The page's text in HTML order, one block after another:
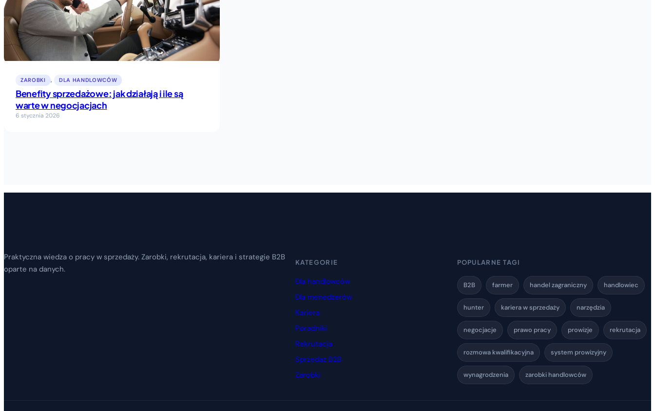
ZAROBKI , DLA HANDLOWCÓW
Benefity sprzedażowe: jak działają i ile są
warte w negocjacjach
6 stycznia 2026
Praktyczna wiedza o pracy w sprzedaży. Zarobki, rekrutacja, kariera i strategie B2B
oparte na danych.
KATEGORIE
Dla handlowców
Dla menedżerów
Kariera
Poradniki
Rekrutacja
Sprzedaż B2B
Zarobki
POPULARNE TAGI
B2B farmer handel zagraniczny handlowiec
hunter kariera w sprzedaży narzędzia
negocjacje prawo pracy prowizje rekrutacja
rozmowa kwalifikacyjna system prowizyjny
wynagrodzenia zarobki handlowców